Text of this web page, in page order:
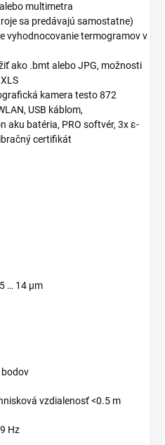
multimetra
sa predávajú samostatne)
termogramov v
ako .bmt alebo JPG, možnosti
kamera testo 872
USB káblom,
batéria, PRO softvér, 3x ε-
certifikát
… 14 µm
vzdialenosť <0.5 m
9 Hz